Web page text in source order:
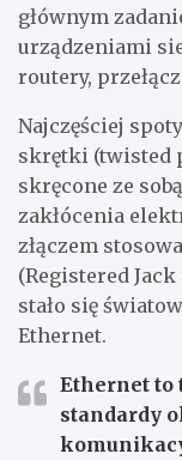
głównym
urządzeniami
routery,
Najczęściej
skrętki (twisted
skręcone ze
zakłócenia
złączem
(Registered
stało się
Ethernet.
Ethernet to
standardy